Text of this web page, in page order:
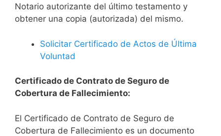
Notario autorizante del último testamento y
obtener una copia (autorizada) del mismo.
Solicitar Certificado de Actos de Última
Voluntad
Certificado de Contrato de Seguro de
Cobertura de Fallecimiento:
El Certificado de Contrato de Seguro de
Cobertura de Fallecimiento es un documento